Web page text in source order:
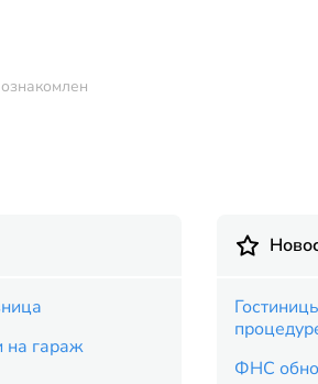
ознакомлен
на гараж
ФНС